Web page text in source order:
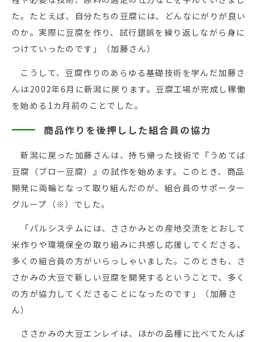
た。たとえば、自分たちの豆腐には、どんなにがりが良い
のか。実際に豆腐を作り、試行錯誤を繰り返しながら身に
つけていったのです」（加藤さん）
こうして、豆腐作りのあらゆる基礎技術を学んだ加藤さ
んは2002年6月に新潟に戻ります。豆腐工場が完成し稼働
を始める1カ月前のことでした。
商品作りを後押しした組合員の協力
新潟に戻った加藤さんは、持ち帰った技術で『うめてば
豆腐（ブロー豆腐）』の試作を始めます。このとき、商品
開発に両輪となって取り組んだのが、組合員のサポーター
グループ（※）でした。
「パルシステムには、ささかみとの産地交流をとおして
米作りや環境保全の取り組みに共感し応援してくださる、
多くの組合員の方がいらっしゃいました。このときも、さ
さかみの大豆で新しい豆腐を開発するということで、多く
の方が協力してくださることになったのです」（加藤さ
ん）
ささかみの大豆エンレイは、ほかの品種に比べてたんぱ